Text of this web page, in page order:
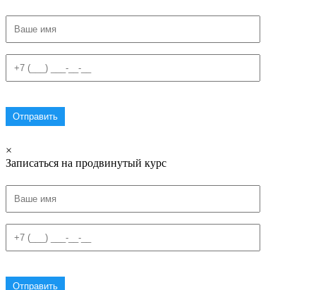
×
Записаться на продвинутый курс